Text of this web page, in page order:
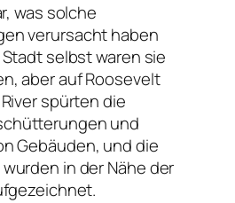
was solche
verursacht haben
selbst waren sie
aber auf Roosevelt
spürten die
und
Gebäuden, und die
in der Nähe der